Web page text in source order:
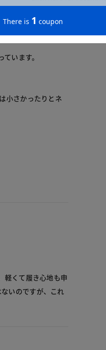
います。
小さかったりとネ
軽くて履き心地も申
いのですが、これ